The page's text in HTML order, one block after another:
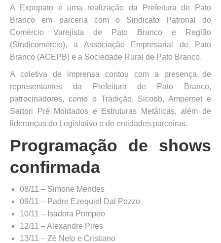
A Expopato é uma realização da Prefeitura de Pato
Branco em parceria com o Sindicato Patronal do
Comércio Varejista de Pato Branco e Região
(Sindicomércio), a Associação Empresarial de Pato
Branco (ACEPB) e a Sociedade Rural de Pato Branco.
A coletiva de imprensa contou com a presença de
representantes da Prefeitura de Pato Branco,
patrocinadores, como o Tradição, Sicoob, Ampernet e
Sartori Pré Moldados e Estruturas Metálicas, além de
lideranças do Legislativo e de entidades parceiras.
Programação de shows
confirmada
08/11 – Simone Mendes
09/11 – Padre Ezequiel Dal Pozzo
10/11 – Isadora Pompeo
12/11 – Alexandre Pires
13/11 – Zé Neto e Cristiano